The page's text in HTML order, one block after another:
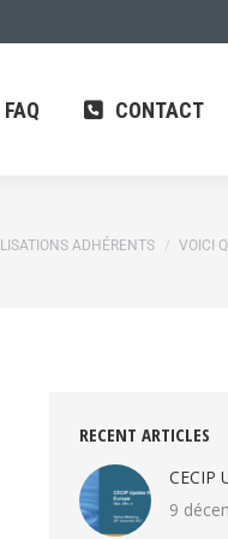
FAQ CONTACT
ADHÉRENTS VOICI
RECENT ARTICLES
CECIP
9
CONTACT